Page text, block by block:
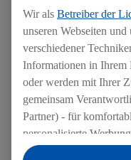
Wir als Betreiber der
unseren Webseiten
verschiedener
Informationen in Ihrem
oder werden mit Ihrer
gemeinsam
Partner) - für
personalisierte
Datenverarbeitungen